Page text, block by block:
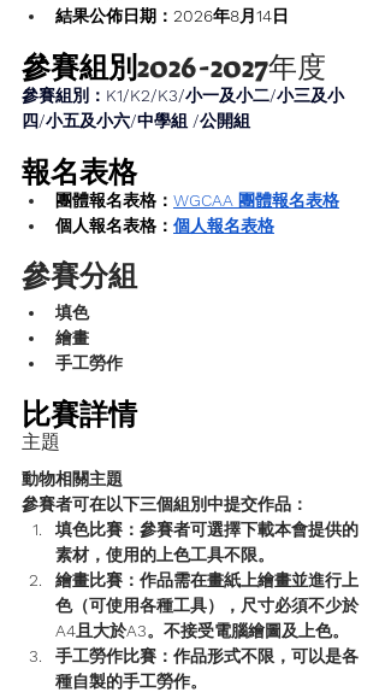
結果公佈日期：2026年8月14日
參賽組別2026-2027年度
參賽組別：K1/K2/K3/小一及小二/小三及小
四/小五及小六/中學組 /公開組
報名表格
團體報名表格： WGCAA 團體報名表格
個人報名表格： 個人報名表格
參賽分組
填色
繪畫
手工勞作
比賽詳情
主題
動物相關主題
參賽者可在以下三個組別中提交作品：
填色比賽 ：參賽者可選擇下載本會提供的
素材，使用的上色工具不限。
繪畫比賽 ：作品需在畫紙上繪畫並進行上
色（可使用各種工具），尺寸必須不少於
A4且大於A3。不接受電腦繪圖及上色。
手工勞作比賽 ：作品形式不限，可以是各
種自製的手工勞作。